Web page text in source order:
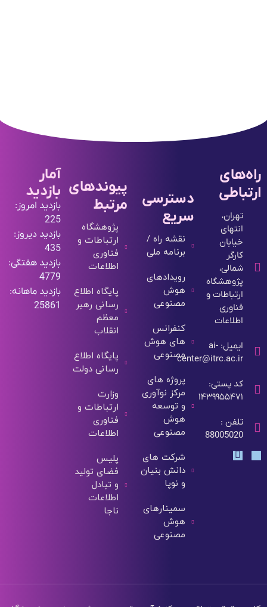
راه‌های
ارتباطی
تهران،
انتهای
خیابان
کارگر
شمالی،
پژوهشگاه
ارتباطات و
فناوری
اطلاعات
ایمیل: ai-
center@itrc.ac.ir
کد پستی:
۱۴۳۹۹۵۵۴۷۱
تلفن :
88005020
دسترسی
سریع
نقشه راه /
برنامه ملی
رویدادهای
هوش
مصنوعی
کنفرانس
های هوش
مصنوعی
پروژه های
مرکز نوآوری
و توسعه
هوش
مصنوعی
شرکت های
دانش بنیان
و نوپا
سمینارهای
هوش
مصنوعی
پیوندهای
مرتبط
پژوهشگاه
ارتباطات و
فناوری
اطلاعات
پایگاه اطلاع
رسانی رهبر
معظم
انقلاب
پایگاه اطلاع
رسانی دولت
وزارت
ارتباطات و
فناوری
اطلاعات
پلیس
فضای تولید
و تبادل
اطلاعات
ناجا
آمار
بازدید
بازدید امروز:
225
بازدید دیروز:
435
بازدید هفتگی:
4779
بازدید ماهانه:
25861